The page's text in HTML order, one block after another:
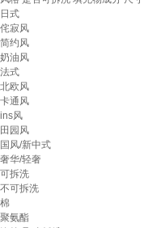
日式
侘寂风
简约风
奶油风
法式
北欧风
卡通风
ins风
田园风
国风/新中式
奢华/轻奢
可拆洗
不可拆洗
棉
聚氨酯